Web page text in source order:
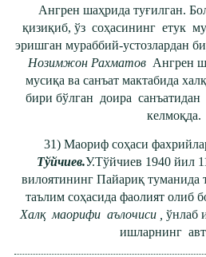
Ангрен шаҳрида туғилган.
қизиқиб, ўз соҳасининг етук
эришган мураббий-устозлардан
Нозимжон Рахматов Ангрен
мусиқа ва санъат мактабида
бири бўлган доира санъатидан
келмоқда.
31) Маориф соҳаси
Тўйчиев.У.Тўйчиев 1940 йил
вилоятининг Пайариқ туманида
таълим соҳасида фаолият олиб
Халқ маорифи аълочиси ,
ўнлаб
ишларнинг